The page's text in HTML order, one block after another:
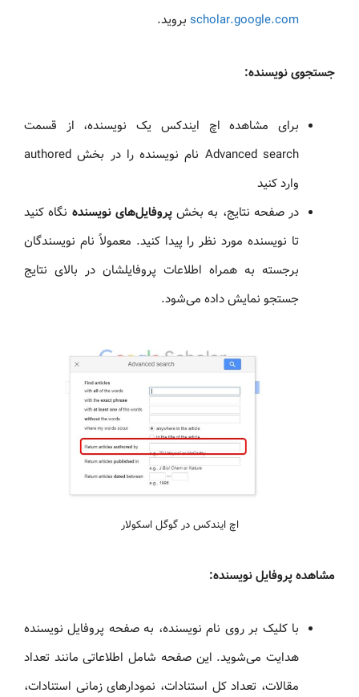
scholar.google.com بروید.
جستجوی نویسنده:
برای مشاهده اچ ایندکس یک نویسنده، از قسمت
Advanced search نام نویسنده را در بخش authored
وارد کنید
در صفحه نتایج، به بخشپروفایل‌های نویسنده نگاه کنید
تا نویسنده مورد نظر را پیدا کنید. معمولاً نام نویسندگان
برجسته به همراه اطلاعات پروفایلشان در بالای نتایج
جستجو نمایش داده می‌شود.
اچ ایندکس در گوگل اسکولار
مشاهده پروفایل نویسنده:
با کلیک بر روی نام نویسنده، به صفحه پروفایل نویسنده
هدایت می‌شوید. این صفحه شامل اطلاعاتی مانند تعداد
مقالات، تعداد کل استنادات، نمودارهای زمانی استنادات،